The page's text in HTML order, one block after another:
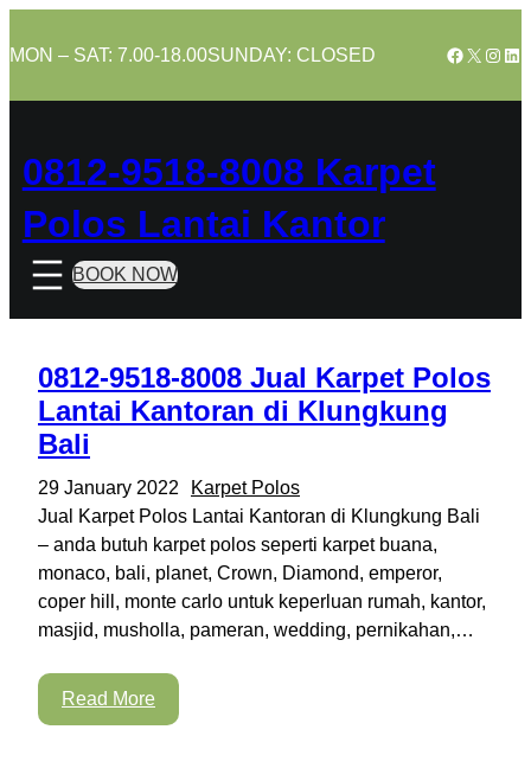
to
MON – SAT: 7.00-18.00SUNDAY: CLOSED Facebook
X
0812-9518-8008 Karpet
Polos Lantai Kantor
BOOK NOW
0812-9518-8008 Jual Karpet Polos
Lantai Kantoran di Klungkung
Bali
29 January 2022
Karpet Polos
Jual Karpet Polos Lantai Kantoran di Klungkung Bali
– anda butuh karpet polos seperti karpet buana,
monaco, bali, planet, Crown, Diamond, emperor,
coper hill, monte carlo untuk keperluan rumah, kantor,
masjid, musholla, pameran, wedding, pernikahan,…
Read More